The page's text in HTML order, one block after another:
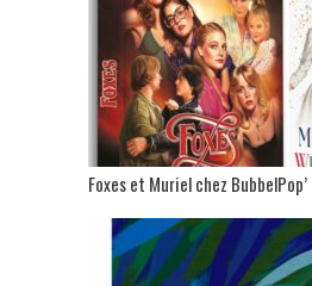
Foxes et Muriel chez BubbelPop’